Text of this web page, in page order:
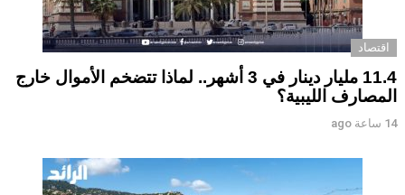
اقتصاد
11.4 مليار دينار في 3 أشهر.. لماذا تتضخم الأموال خارج
المصارف الليبية؟
14 ساعة ago